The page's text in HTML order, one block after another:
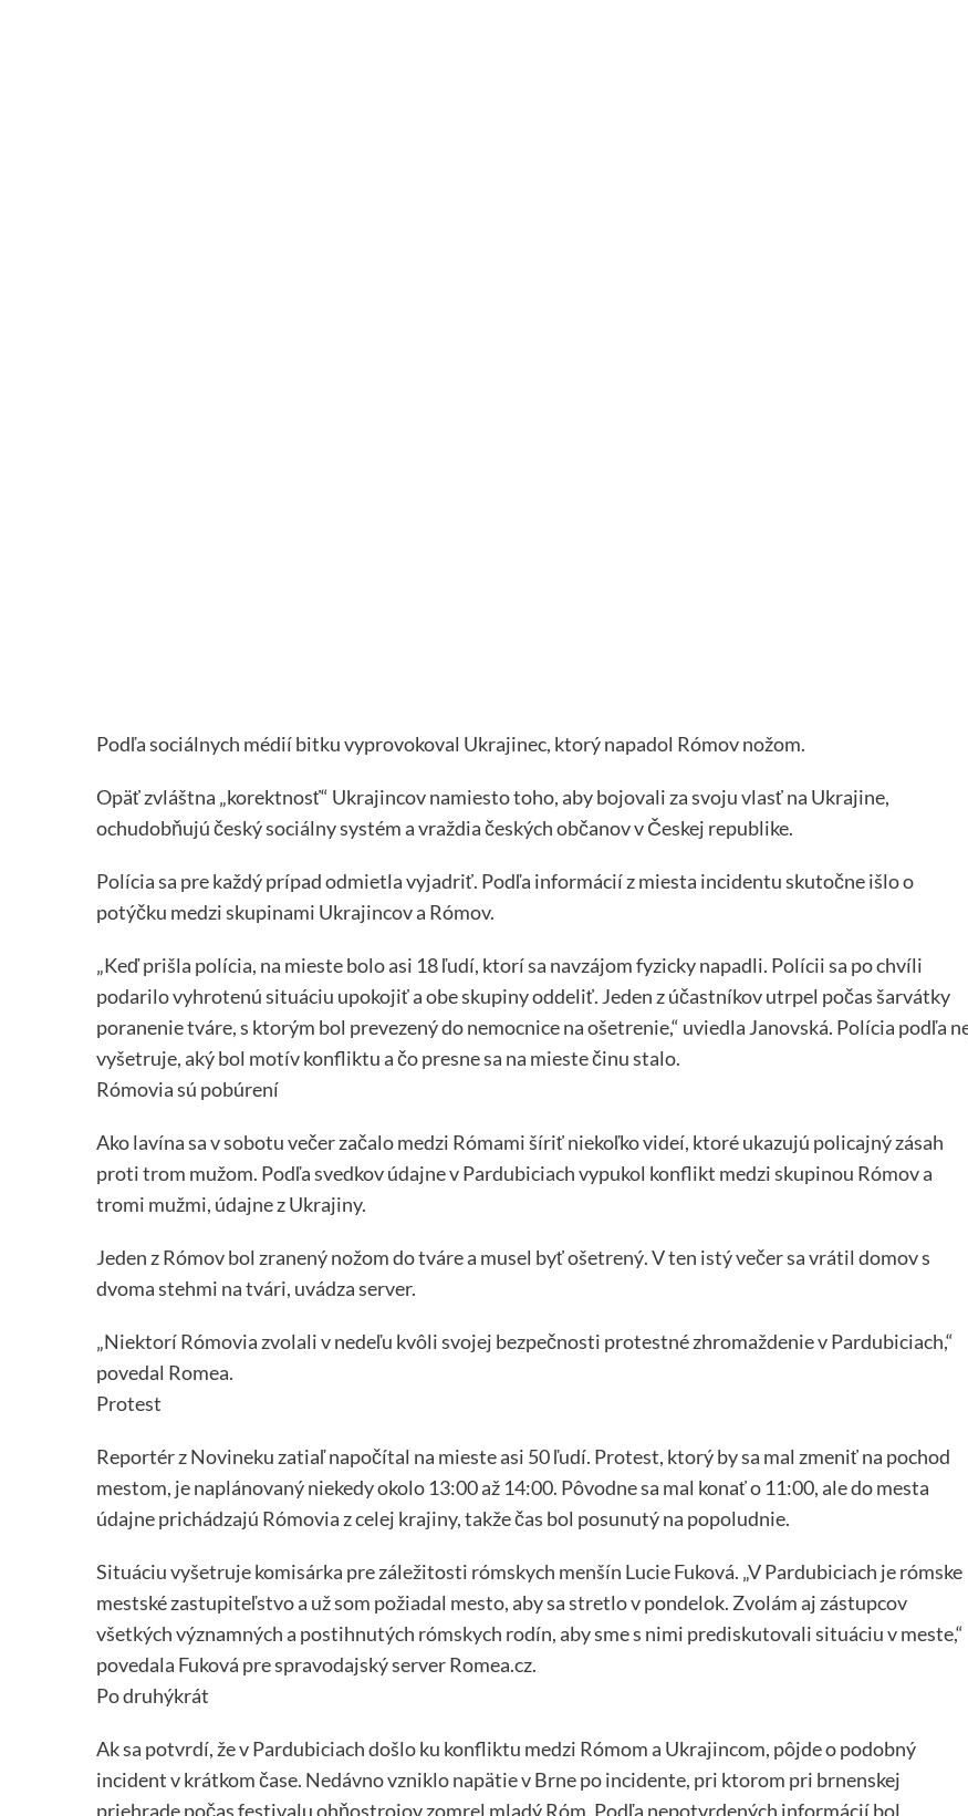
Podľa sociálnych médií bitku vyprovokoval Ukrajinec, ktorý napadol Rómov nožom.
Opäť zvláštna „korektnosť“ Ukrajincov namiesto toho, aby bojovali za svoju vlasť na Ukrajine,
ochudobňujú český sociálny systém a vraždia českých občanov v Českej republike.
Polícia sa pre každý prípad odmietla vyjadriť. Podľa informácií z miesta incidentu skutočne išlo o
potýčku medzi skupinami Ukrajincov a Rómov.
„Keď prišla polícia, na mieste bolo asi 18 ľudí, ktorí sa navzájom fyzicky napadli. Polícii sa po chvíli
podarilo vyhrotenú situáciu upokojiť a obe skupiny oddeliť. Jeden z účastníkov utrpel počas šarvátky
poranenie tváre, s ktorým bol prevezený do nemocnice na ošetrenie,“ uviedla Janovská. Polícia podľa
vyšetruje, aký bol motív konfliktu a čo presne sa na mieste činu stalo.
Rómovia sú pobúrení
Ako lavína sa v sobotu večer začalo medzi Rómami šíriť niekoľko videí, ktoré ukazujú policajný zásah
proti trom mužom. Podľa svedkov údajne v Pardubiciach vypukol konflikt medzi skupinou Rómov a
tromi mužmi, údajne z Ukrajiny.
Jeden z Rómov bol zranený nožom do tváre a musel byť ošetrený. V ten istý večer sa vrátil domov s
dvoma stehmi na tvári, uvádza server.
„Niektorí Rómovia zvolali v nedeľu kvôli svojej bezpečnosti protestné zhromaždenie v Pardubiciach,“
povedal Romea.
Protest
Reportér z Novineku zatiaľ napočítal na mieste asi 50 ľudí. Protest, ktorý by sa mal zmeniť na pochod
mestom, je naplánovaný niekedy okolo 13:00 až 14:00. Pôvodne sa mal konať o 11:00, ale do mesta
údajne prichádzajú Rómovia z celej krajiny, takže čas bol posunutý na popoludnie.
Situáciu vyšetruje komisárka pre záležitosti rómskych menšín Lucie Fuková. „V Pardubiciach je rómske
mestské zastupiteľstvo a už som požiadal mesto, aby sa stretlo v pondelok. Zvolám aj zástupcov
všetkých významných a postihnutých rómskych rodín, aby sme s nimi prediskutovali situáciu v meste,“
povedala Fuková pre spravodajský server Romea.cz.
Po druhýkrát
Ak sa potvrdí, že v Pardubiciach došlo ku konfliktu medzi Rómom a Ukrajincom, pôjde o podobný
incident v krátkom čase. Nedávno vzniklo napätie v Brne po incidente, pri ktorom pri brnenskej
priehrade počas festivalu ohňostrojov zomrel mladý Róm. Podľa nepotvrdených informácií bol